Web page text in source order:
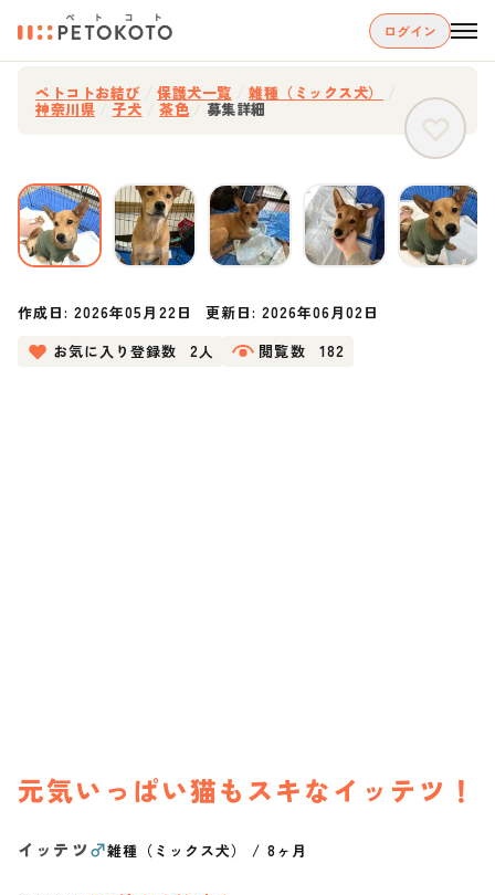
ログイン
ペトコトお結び 保護犬一覧 雑種（ミックス犬）
神奈川県 子犬 茶色 募集詳細
作成日:2026年05月22日 更新日: 2026年06月02日
お気に入り登録数
2人 閲覧数 182
元気いっぱい猫もスキなイッテツ！
イッテツ♂雑種（ミックス犬） / 8ヶ月